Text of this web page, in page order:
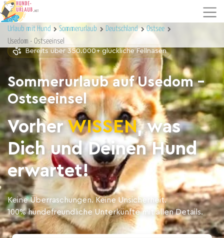
Urlaub mit Hund Sommerurlaub Deutschland
Ostsee
Usedom - Ostseeinsel
Bereits über 350.000+ glückliche Fellnasen
Sommerurlaub auf Usedom -
Ostseeinsel
VorherWISSEN, was
Dich und Deinen Hund
erwartet!
Keine Überraschungen. Keine Unsicherheit.
100% hundefreundliche Unterkünfte mit allen Details.